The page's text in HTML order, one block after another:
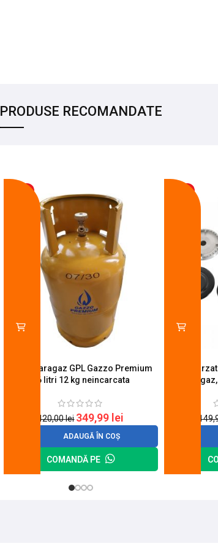
PRODUSE RECOMANDATE
Butelie aragaz GPL Gazzo Premium
26 litri 12 kg neincarcata
420,00lei 349,99 lei
ADAUGĂ ÎN COȘ
COMANDĂ PE
Set 4